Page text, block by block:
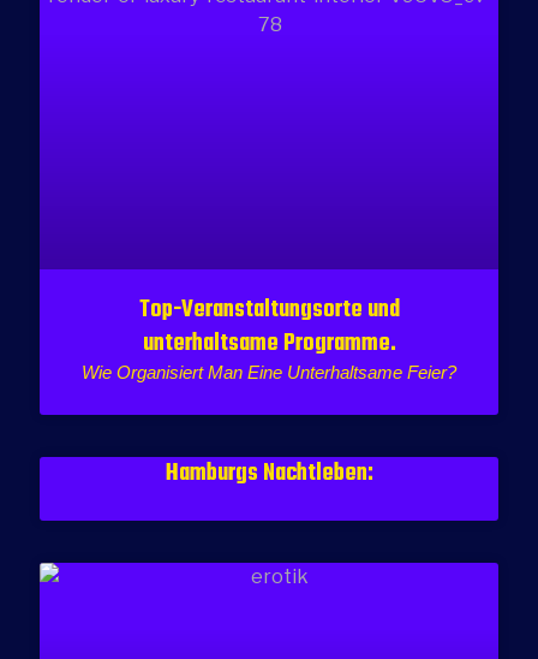
Top-Veranstaltungsorte und
unterhaltsame Programme.
Wie Organisiert Man Eine Unterhaltsame Feier?
Hamburgs Nachtleben: